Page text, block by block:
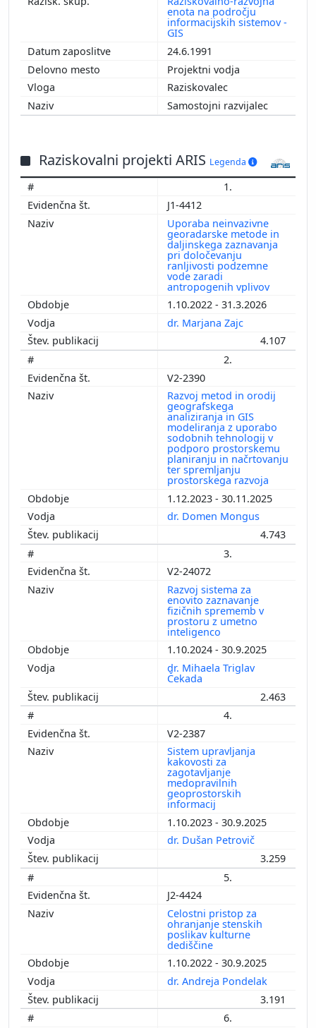
enota na področju
informacijskih sistemov -
GIS
24.6.1991
Projektni vodja
Raziskovalec
Samostojni razvijalec
Raziskovalni projekti ARIS Legenda
1.
J1-4412
Uporaba neinvazivne
georadarske metode in
daljinskega zaznavanja
pri določevanju
ranljivosti podzemne
vode zaradi
antropogenih vplivov
1.10.2022 - 31.3.2026
dr. Marjana Zajc
4.107
2.
V2-2390
Razvoj metod in orodij
geografskega
analiziranja in GIS
modeliranja z uporabo
sodobnih tehnologij v
podporo prostorskemu
planiranju in načrtovanju
ter spremljanju
prostorskega razvoja
1.12.2023 - 30.11.2025
dr. Domen Mongus
4.743
3.
V2-24072
Razvoj sistema za
enovito zaznavanje
fizičnih sprememb v
prostoru z umetno
inteligenco
1.10.2024 - 30.9.2025
dr. Mihaela Triglav
Čekada
2.463
4.
V2-2387
Sistem upravljanja
kakovosti za
zagotavljanje
medopravilnih
geoprostorskih
informacij
1.10.2023 - 30.9.2025
dr. Dušan Petrovič
3.259
5.
J2-4424
Celostni pristop za
ohranjanje stenskih
poslikav kulturne
dediščine
1.10.2022 - 30.9.2025
dr. Andreja Pondelak
3.191
6.